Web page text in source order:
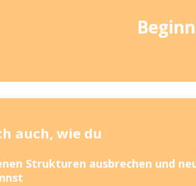
auch, wie du
Strukturen ausbrechen und